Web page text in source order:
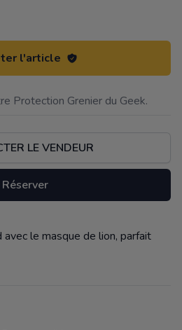
l'article
Protection Grenier du Geek.
LE VENDEUR
Réserver
le masque de lion, parfait